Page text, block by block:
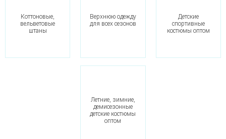
Коттоновые,
вельветовые
штаны
Верхнюю одежду
для всех сезонов
Детские
спортивные
костюмы оптом
Летние, зимние,
демисезонные
детские костюмы
оптом